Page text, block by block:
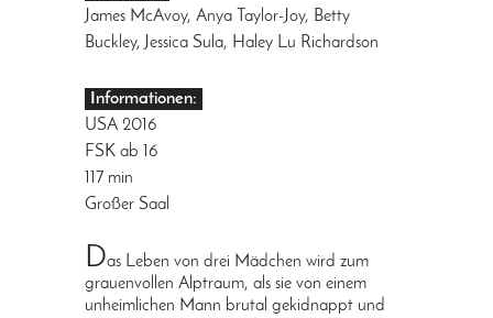
James McAvoy, Anya Taylor-Joy, Betty
Buckley, Jessica Sula, Haley Lu Richardson
Informationen:
USA 2016
FSK ab 16
117 min
Großer Saal
Das Leben von drei Mädchen wird zum
grauenvollen Alptraum, als sie von einem
unheimlichen Mann brutal gekidnappt und